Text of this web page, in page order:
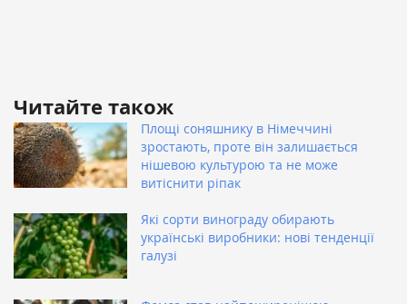
Читайте також
Площі соняшнику в Німеччині
зростають, проте він залишається
нішевою культурою та не може
витіснити ріпак
Які сорти винограду обирають
українські виробники: нові тенденції
галузі